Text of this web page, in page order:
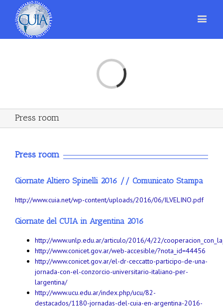
Loading...
Press room
Press room
Giornate Altiero Spinelli 2016 // Comunicato Stampa
http://www.cuia.net/wp-content/uploads/2016/06/ILVELINO.pdf
Giornate del CUIA in Argentina 2016
http://www.unlp.edu.ar/articulo/2016/4/22/
http://www.conicet.gov.ar/web-accesible/?nota_id=44456
http://www.conicet.gov.ar/el-dr-ceccatto-participo-de-una-
jornada-con-el-conzorcio-universitario-italiano-per-
largentina/
http://www.ucu.edu.ar/index.php/ucu/82-
destacados/1180-jornadas-del-cuia-en-argentina-2016-